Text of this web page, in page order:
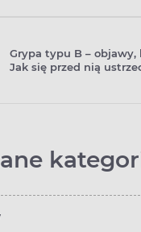
Grypa typu B – objawy,
Jak się przed nią